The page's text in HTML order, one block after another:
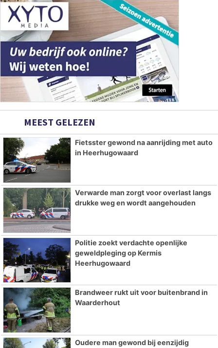
MEEST GELEZEN
Fietsster gewond na aanrijding met auto
in Heerhugowaard
Verwarde man zorgt voor overlast langs
drukke weg en wordt aangehouden
Politie zoekt verdachte openlijke
geweldpleging op Kermis
Heerhugowaard
Brandweer rukt uit voor buitenbrand in
Waarderhout
Oudere man gewond bij eenzijdig